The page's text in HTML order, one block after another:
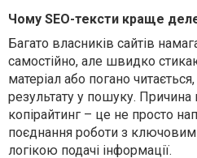
Чому SEO-тексти краще
Багато власників сайтів
самостійно, але швидко
матеріал або погано
результату у пошуку. Причина
копірайтинг – це не просто
поєднання роботи з
логікою подачі інформації.